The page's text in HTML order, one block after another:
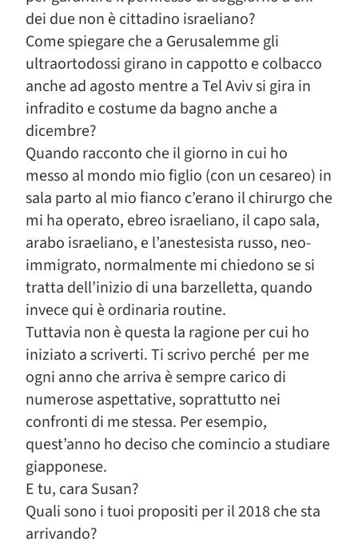
dei due non è cittadino israeliano?
Come spiegare che a Gerusalemme gli
ultraortodossi girano in cappotto e colbacco
anche ad agosto mentre a Tel Aviv si gira in
infradito e costume da bagno anche a
dicembre?
Quando racconto che il giorno in cui ho
messo al mondo mio figlio (con un cesareo) in
sala parto al mio fianco c’erano il chirurgo che
mi ha operato, ebreo israeliano, il capo sala,
arabo israeliano, e l’anestesista russo, neo-
immigrato, normalmente mi chiedono se si
tratta dell’inizio di una barzelletta, quando
invece qui è ordinaria routine.
Tuttavia non è questa la ragione per cui ho
iniziato a scriverti. Ti scrivo perché per me
ogni anno che arriva è sempre carico di
numerose aspettative, soprattutto nei
confronti di me stessa. Per esempio,
quest’anno ho deciso che comincio a studiare
giapponese.
E tu, cara Susan?
Quali sono i tuoi propositi per il 2018 che sta
arrivando?